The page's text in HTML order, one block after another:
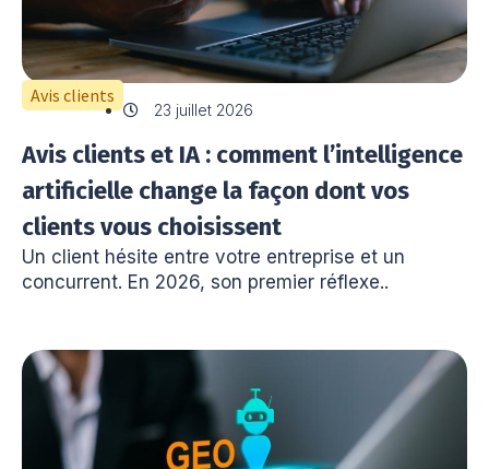
Avis clients
23 juillet 2026
Avis clients et IA : comment l’intelligence
artificielle change la façon dont vos
clients vous choisissent
Un client hésite entre votre entreprise et un
concurrent. En 2026, son premier réflexe..